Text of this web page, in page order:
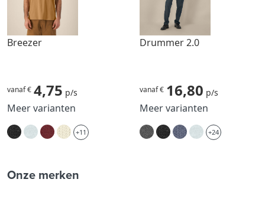
Breezer
vanaf € 4,75 p/s
Meer varianten
+11
Drummer 2.0
vanaf € 16,80 p/s
Meer varianten
+24
Onze merken